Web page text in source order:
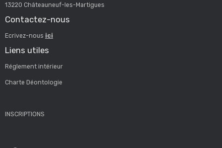
13220 Châteauneuf-les-Martigues
Contactez-nous
Ecrivez-nous ici
Liens utiles
Réglement intérieur
Charte Déontologie
INSCRIPTIONS